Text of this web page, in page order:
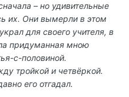
– но удивительные
их. Они вымерли в этом
для своего учителя, в
придуманная мною
с-половиной.
тройкой и четвёркой.
его отгадал.